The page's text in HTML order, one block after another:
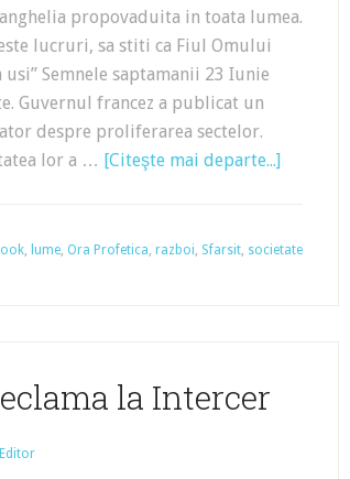
propovaduita in toata lumea.
lucruri, sa stiti ca Fiul Omului
Semnele saptamanii 23 Iunie
Guvernul francez a publicat un
despre proliferarea sectelor.
lor a … [Citeşte mai departe...]
, lume, Ora Profetica, razboi, Sfarsit, societate
la Intercer